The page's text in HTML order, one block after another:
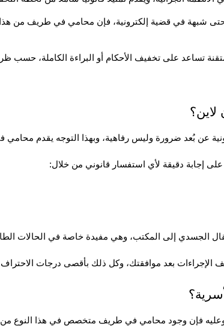
تساعد على تخفيف الأحكام أو البراءة الكاملة،
عن بُعد ضرورة وليس رفاهية، وبهذا التوجه يقدم
الجسدي إلى المكتب، وهي مفيدة خاصة في الحالات
وعليه فإن وجود محامي في طريف متخصص في هذا النوع من